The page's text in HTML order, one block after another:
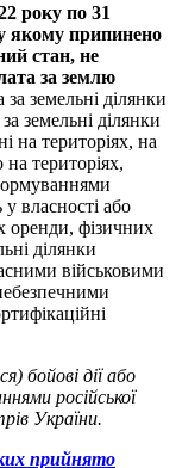
року по 31
якому припинено
стан, не
за землю
земельні ділянки
земельні ділянки
на територіях, на
на територіях,
у власності або
оренди, фізичних
ділянки
військовими
бойові дії або
російської
України.
прийнято